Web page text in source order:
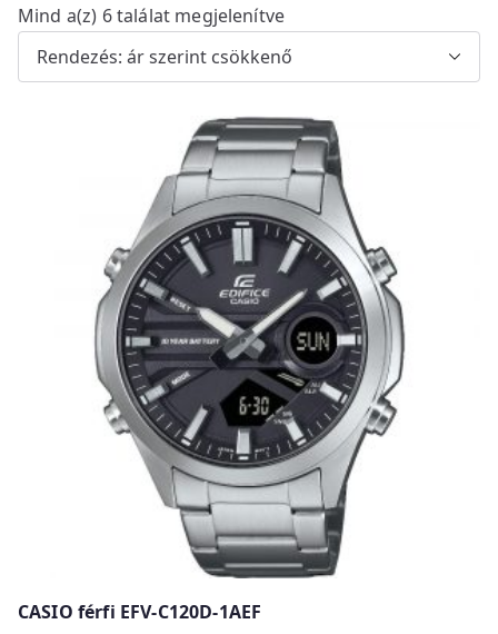
Mind a(z) 6 találat megjelenítveS
o
r
e
d
b
y
p
r
i
c
e
:
h
i
g
h
t
CASIO férfi EFV-C120D-1AEF